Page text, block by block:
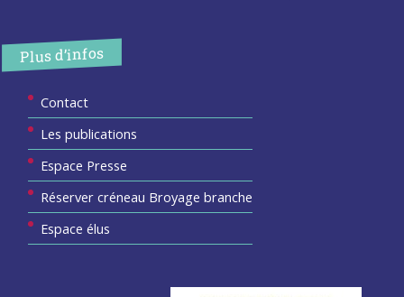
Plus d’infos
Contact
Les publications
Espace Presse
Réserver créneau Broyage branche
Espace élus